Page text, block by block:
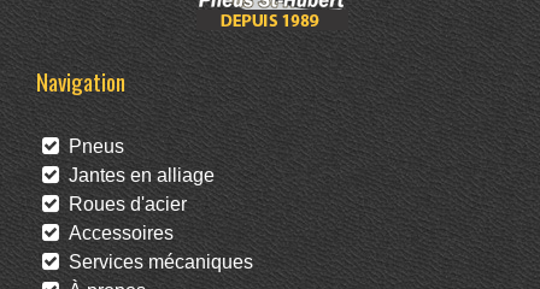
Navigation
Pneus
Jantes en alliage
Roues d'acier
Accessoires
Services mécaniques